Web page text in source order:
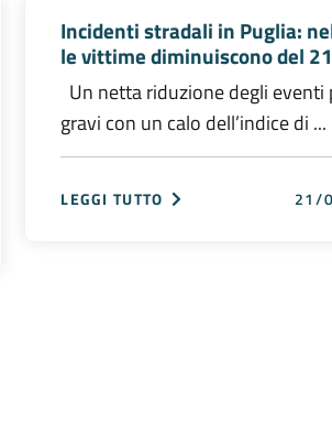
Incidenti stradali in Puglia:
le vittime diminuiscono del
Un netta riduzione degli eventi
gravi con un calo dell’indice di ...
LEGGI TUTTO 21/